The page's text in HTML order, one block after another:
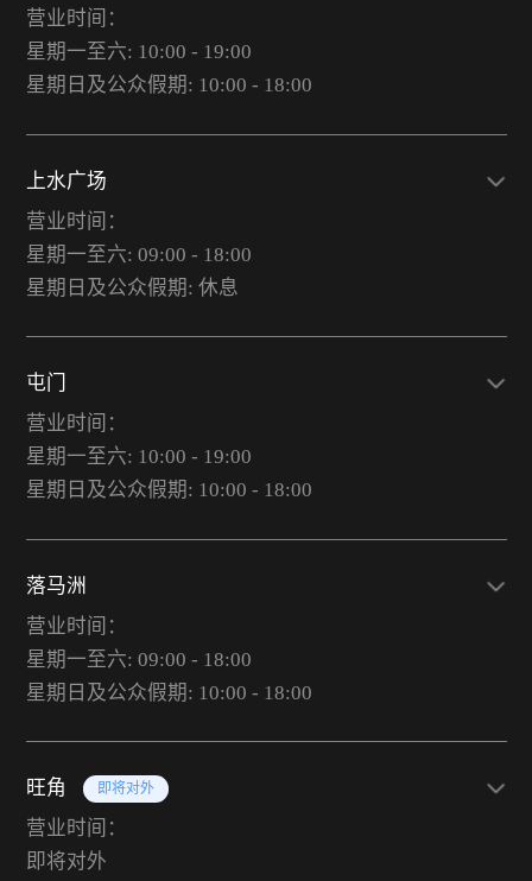
营业时间：
星期一至六: 10:00 - 19:00
星期日及公众假期: 10:00 - 18:00
上水广场
营业时间：
星期一至六: 09:00 - 18:00
星期日及公众假期: 休息
屯门
营业时间：
星期一至六: 10:00 - 19:00
星期日及公众假期: 10:00 - 18:00
落马洲
营业时间：
星期一至六: 09:00 - 18:00
星期日及公众假期: 10:00 - 18:00
旺角 即将对外
营业时间：
即将对外